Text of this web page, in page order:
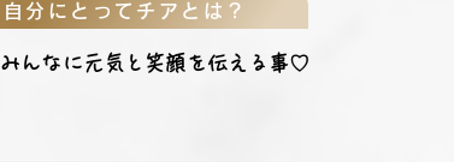
自分にとってチアとは？
みんなに元気と笑顔を伝える事♡